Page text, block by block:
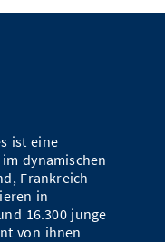
ist eine
dynamischen
Frankreich
in
16.300 junge
von ihnen